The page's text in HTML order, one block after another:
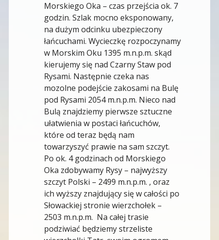
Morskiego Oka – czas przejścia ok. 7
godzin. Szlak mocno eksponowany,
na dużym odcinku ubezpieczony
łańcuchami. Wycieczkę rozpoczynamy
w Morskim Oku 1395 m.n.p.m. skąd
kierujemy się nad Czarny Staw pod
Rysami. Następnie czeka nas
mozolne podejście zakosami na Bulę
pod Rysami 2054 m.n.p.m. Nieco nad
Bulą znajdziemy pierwsze sztuczne
ułatwienia w postaci łańcuchów,
które od teraz będą nam
towarzyszyć prawie na sam szczyt.
Po ok. 4 godzinach od Morskiego
Oka zdobywamy Rysy – najwyższy
szczyt Polski – 2499 m.n.p.m. , oraz
ich wyższy znajdujący się w całości po
Słowackiej stronie wierzchołek –
2503 m.n.p.m. Na całej trasie
podziwiać będziemy strzeliste